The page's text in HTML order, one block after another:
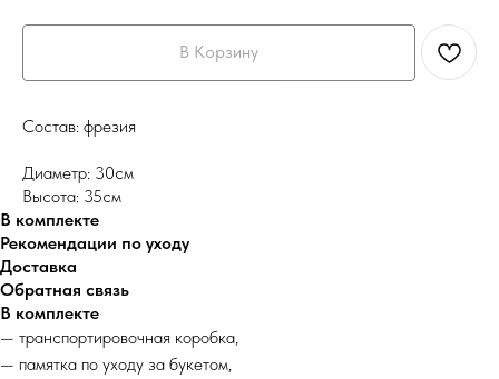
В Корзину
Состав: фрезия
Диаметр: 30см
Высота: 35см
В комплекте
Рекомендации по уходу
Доставка
Обратная связь
В комплекте
— транспортировочная коробка,
— памятка по уходу за букетом,